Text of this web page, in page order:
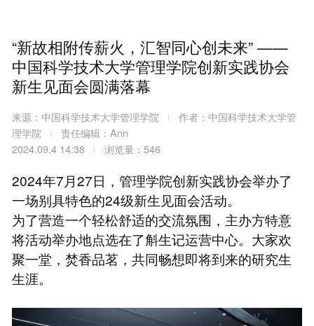
“新故相附传薪火，汇智同心创未来” ——
中国科学技术大学管理学院创新实践协会
新生见面会圆满落幕
来源：中国科学技术大学管理学院
作者：中国科学技术大学管
理学院
责任编辑：Ann
2024.09.4 14:38
浏览量：546
2024年7月27日，管理学院创新实践协会举办了
一场别具特色的24级新生见面会活动。
为了营造一个轻松舒适的交流氛围，主办方特意
将活动举办地点选在了斛生记运营中心。大家欢
聚一堂，焚香品茗，共同畅想即将到来的研究生
生涯。